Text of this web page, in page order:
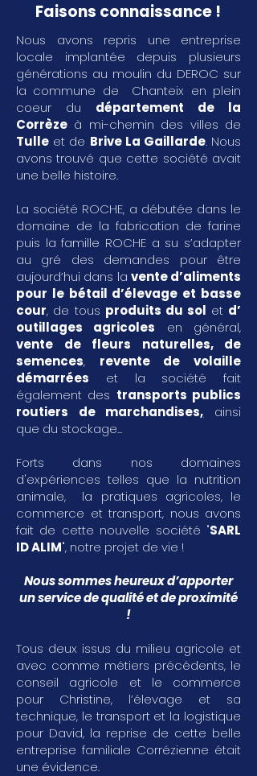
Faisons connaissance !
Nous avons repris une entreprise
locale implantée depuis plusieurs
générations au moulin du DEROC sur
la commune de Chanteix en plein
coeur du département de la
Corrèze à mi-chemin des villes de
Tulle et de Brive La Gaillarde. Nous
avons trouvé que cette société avait
une belle histoire.
La société ROCHE, a débutée dans le
domaine de la fabrication de farine
puis la famille ROCHE a su s’adapter
au gré des demandes pour être
aujourd’hui dans la vente d’aliments
pour le bétail d’élevage et basse
cour, de tous produits du sol et d’
outillages agricoles en général,
vente de fleurs naturelles, de
semences, revente de volaille
démarrées et la société fait
également des transports publics
routiers de marchandises, ainsi
que du stockage...
Forts dans nos domaines
d'expériences telles que la nutrition
animale, la pratiques agricoles, le
commerce et transport, nous avons
fait de cette nouvelle société "SARL
ID ALIM", notre projet de vie !
Nous sommes heureux d’apporter
un service de qualité et de proximité
!
Tous deux issus du milieu agricole et
avec comme métiers précédents, le
conseil agricole et le commerce
pour Christine, l’élevage et sa
technique, le transport et la logistique
pour David, la reprise de cette belle
entreprise familiale Corrézienne était
une évidence.